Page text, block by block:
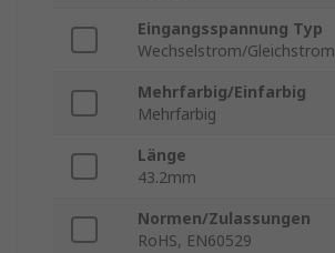
Eingangsspannung Typ
Wechselstrom/Gleichstrom
Mehrfarbig/Einfarbig
Mehrfarbig
Länge
43.2mm
Normen/Zulassungen
RoHS, EN60529